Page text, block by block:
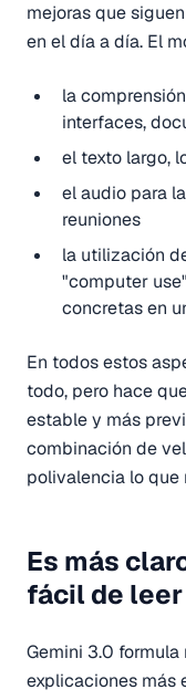
mejoras que
en el día a día. El
la
interfaces,
el texto largo,
el audio para
reuniones
la utilización
"computer
concretas en
En todos estos
todo, pero hace
estable y más
combinación de
polivalencia lo que
Es más
fácil de leer
Gemini 3.0
explicaciones más